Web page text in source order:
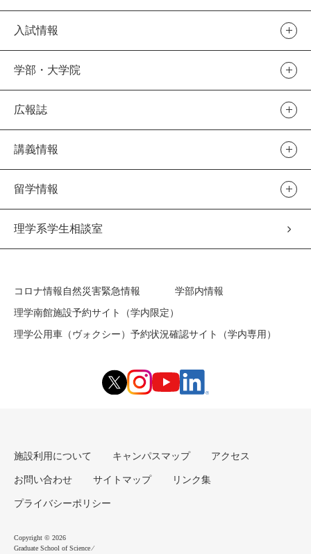
入試情報
学部・大学院
広報誌
講義情報
留学情報
理学系学生相談室
コロナ情報自然災害緊急情報
学部内情報
理学南館施設予約サイト（学内限定）
理学公用車（ヴォクシー）予約状況確認サイト（学内専用）
施設利用について キャンパスマップ アクセス
お問い合わせ サイトマップ リンク集
プライバシーポリシー
Copyright © 2026
Graduate School of Science ⁄